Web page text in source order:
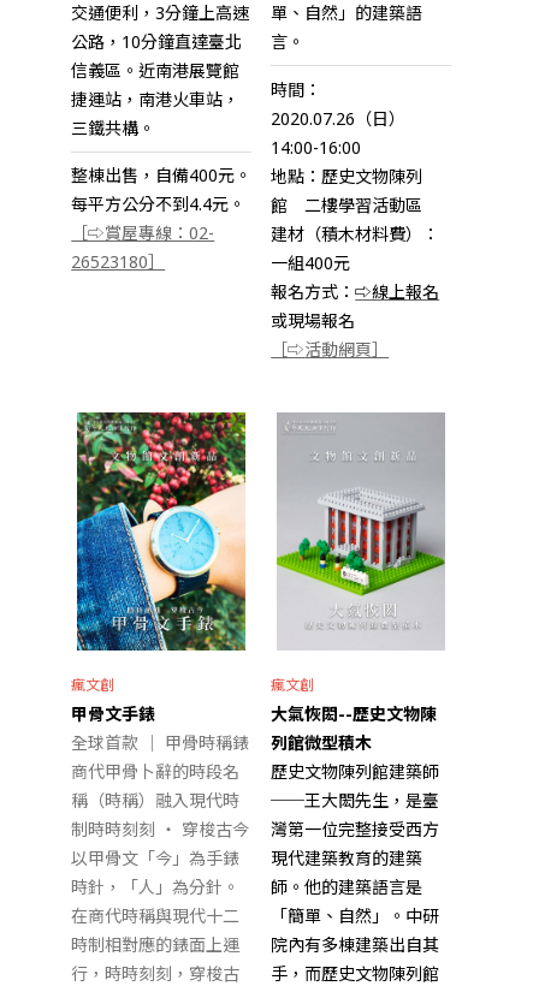
交通便利，3分鐘上高速
公路，10分鐘直達臺北
信義區。近南港展覽館
捷運站，南港火車站，
三鐵共構。
整棟出售，自備400元。
每平方公分不到4.4元。
［⇨賞屋專線：02-
26523180］
單、自然」的建築語
言。
時間：
2020.07.26（日）
14:00-16:00
地點：歷史文物陳列
館 二樓學習活動區
建材（積木材料費）：
一組400元
報名方式：⇨線上報名
或現場報名
［⇨活動網頁］
瘋文創
甲骨文手錶
全球首款 ｜ 甲骨時稱錶
商代甲骨卜辭的時段名
稱（時稱）融入現代時
制時時刻刻 ‧ 穿梭古今
以甲骨文「今」為手錶
時針，「人」為分針。
在商代時稱與現代十二
時制相對應的錶面上運
行，時時刻刻，穿梭古
瘋文創
大氣恢閎--歷史文物陳
列館微型積木
歷史文物陳列館建築師
──王大閎先生，是臺
灣第一位完整接受西方
現代建築教育的建築
師。他的建築語言是
「簡單、自然」。中研
院內有多棟建築出自其
手，而歷史文物陳列館